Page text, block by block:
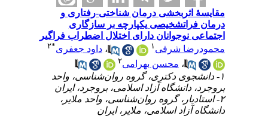
مقایسهٔ اثربخشی درمان شناختی-رفتاری و
درمان فراتشخیصی یکپارچه بر سازگاری
اجتماعی نوجوانان دارای اختلال اضطراب فراگیر
محمودرضا شرفی
،داود جعفری* ۲
،محسن بهرامی
۱- دانشجوی دکتری، گروه روان‌شناسی، واحد
بروجرد، دانشگاه آزاد اسلامی، بروجرد، ایران
۲- استادیار، گروه روان‌شناسی، واحد ملایر،
دانشگاه آزاد اسلامی، ملایر، ایران